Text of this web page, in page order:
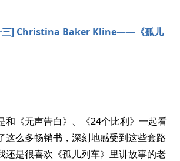
三] Christina Baker Kline——《孤儿
和《无声告白》、《24个比利》一起看
这么多畅销书，深刻地感受到这些套路
还是很喜欢《孤儿列车》里讲故事的老